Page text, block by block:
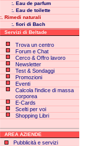
:. Eau de parfum
:. Eau de toilette
:. Rimedi naturali
:. fiori di Bach
Servizi di Beltade
Trova un centro
Forum e Chat
Cerco & Offro lavoro
Newsletter
Test & Sondaggi
Promozioni
Eventi
Calcola l'indice di massa
corporea
E-Cards
Scelti per voi
Shopping Libri
AREA AZIENDE
Pubblicità e servizi